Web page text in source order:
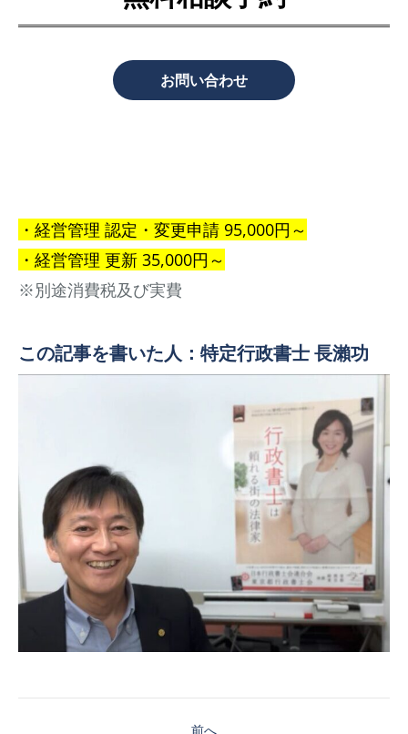
お問い合わせ
・ 経営管理 認定・変更申請 95,000円～
・経営管理 更新 35,000円～
※別途消費税及び実費
この記事を書いた人：特定行政書士 長瀨功
前へ